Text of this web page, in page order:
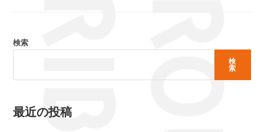
検索
検
索
最近の投稿